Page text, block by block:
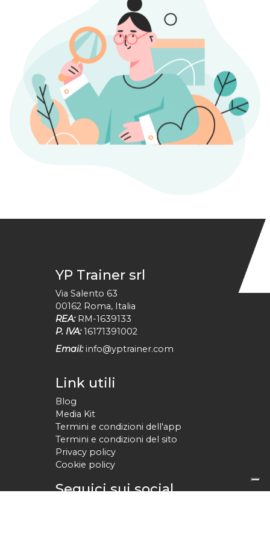
YP Trainer srl
Via Salento 63
00162 Roma, Italia
REA: RM-1639133
P. IVA: 16171391002
Email: info@yptrainer.com
Link utili
Blog
Media Kit
Termini e condizioni dell'app
Termini e condizioni del sito
Privacy policy
Cookie policy
Seguici sui social